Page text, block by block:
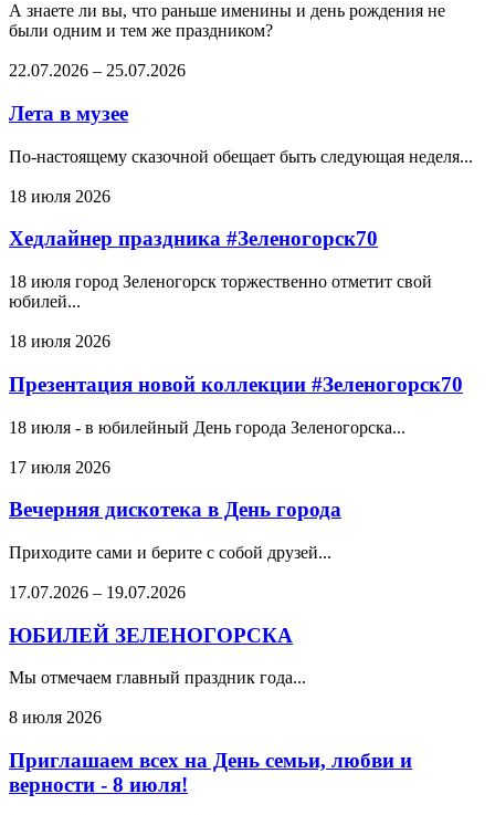
А знаете ли вы, что раньше именины и день рождения не
были одним и тем же праздником?
22.07.2026 – 25.07.2026
Лета в музее
По-настоящему сказочной обещает быть следующая неделя...
18 июля 2026
Хедлайнер праздника #Зеленогорск70
18 июля город Зеленогорск торжественно отметит свой
юбилей...
18 июля 2026
Презентация новой коллекции #Зеленогорск70
18 июля - в юбилейный День города Зеленогорска...
17 июля 2026
Вечерняя дискотека в День города
Приходите сами и берите с собой друзей...
17.07.2026 – 19.07.2026
ЮБИЛЕЙ ЗЕЛЕНОГОРСКА
Мы отмечаем главный праздник года...
8 июля 2026
Приглашаем всех на День семьи, любви и
верности - 8 июля!